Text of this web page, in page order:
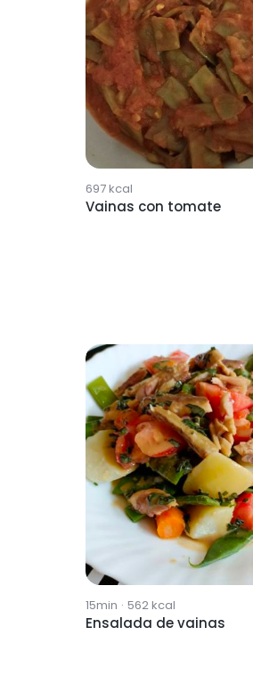
697kcal
Vainas con tomate
15min · 562kcal
Ensalada de vainas